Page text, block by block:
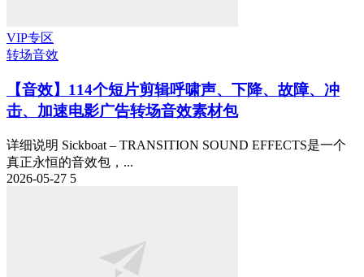
VIP专区
转场音效
【音效】114个短片剪辑呼啸声、下降、故障、冲
击、加速电影广告转场音效素材包
详细说明 Sickboat – TRANSITION SOUND EFFECTS是一个
真正永恒的音效包，...
2026-05-27 5